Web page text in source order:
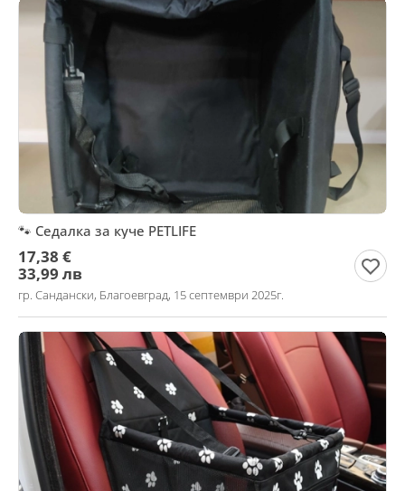
🐾 Седалка за куче PETLIFE
17,38 €
33,99 лв
гр. Сандански, Благоевград, 15 септември 2025г.